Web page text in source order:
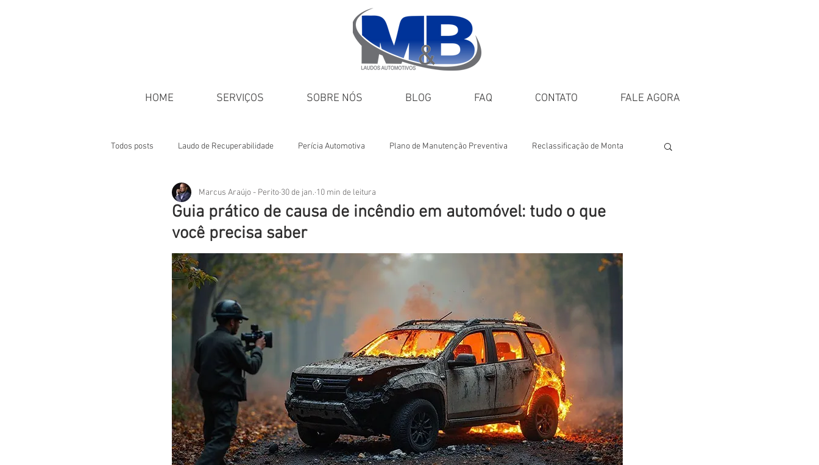
HOME SERVIÇOS SOBRE NÓS BLOG FAQ CONTATO FALE AGORA
Todos posts Laudo de Recuperabilidade Perícia Automotiva Plano de Manutenção Preventiva Reclassificação de Monta
Classificação de Danos ART Dicas M&B Veículos incendiados
Guia prático de causa de incêndio em automóvel: tudo o que
você precisa saber
Marcus Araújo - Perito 30 de jan. 10 min de leitura